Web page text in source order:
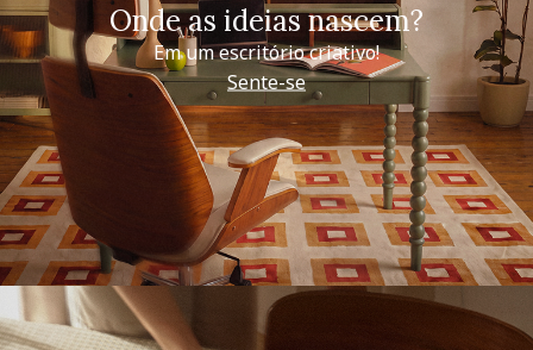
Onde as ideias nascem?
Em um escritório criativo!
Sente-se